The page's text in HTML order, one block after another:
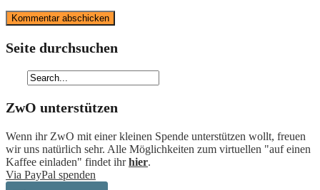
Seite durchsuchen
ZwO unterstützen
Wenn ihr ZwO mit einer kleinen Spende unterstützen wollt, freuen
wir uns natürlich sehr. Alle Möglichkeiten zum virtuellen "auf einen
Kaffee einladen" findet ihrhier.
Via PayPal spenden